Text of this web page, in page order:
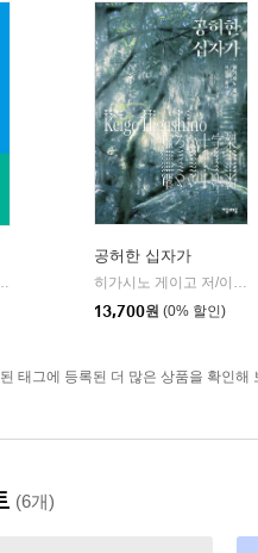
저/김철 편역
공허한 십자가
히가시노 게이고 저/이선희 역
13,700원 (0% 할인)
태그에 등록된 더 많은 상품을 확인해
(6개)